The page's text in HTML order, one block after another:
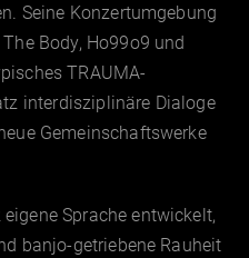
Seine Konzertumgebung
Body, Ho99o9 und
TRAUMA-
interdisziplinäre Dialoge
Gemeinschaftswerke
Sprache entwickelt,
banjo-getriebene Rauheit